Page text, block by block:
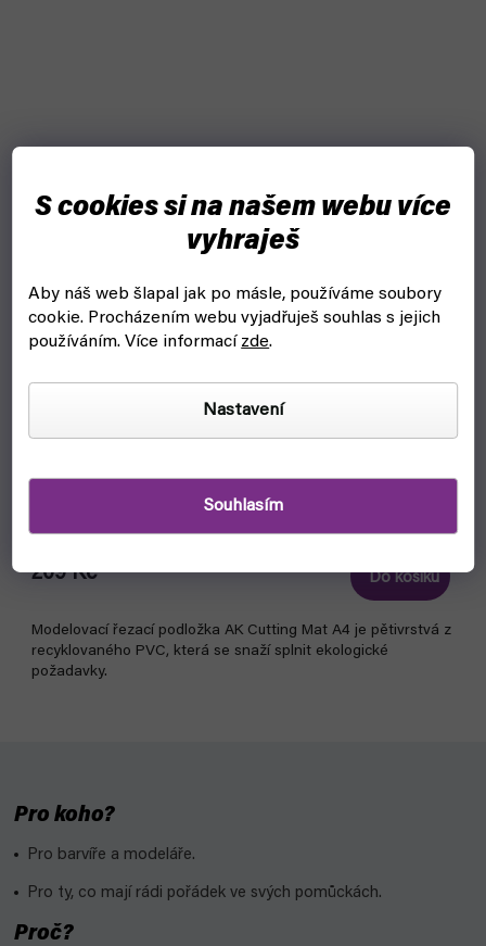
S cookies si na našem webu více
vyhraješ
Aby náš web šlapal jak po másle, používáme soubory
cookie. Procházením webu vyjadřuješ souhlas s jejich
používáním. Více informací zde.
Nastavení
Souhlasím
Řezací podložka A4 - Cutting Mat AK8209
skladem, ihned k odeslání
209 Kč Do košíku
Modelovací řezací podložka AK Cutting Mat A4 je pětivrstvá z
recyklovaného PVC, která se snaží splnit ekologické
požadavky.
Pro koho?
Pro barvíře a modeláře.
Pro ty, co mají rádi pořádek ve svých pomůckách.
Proč?